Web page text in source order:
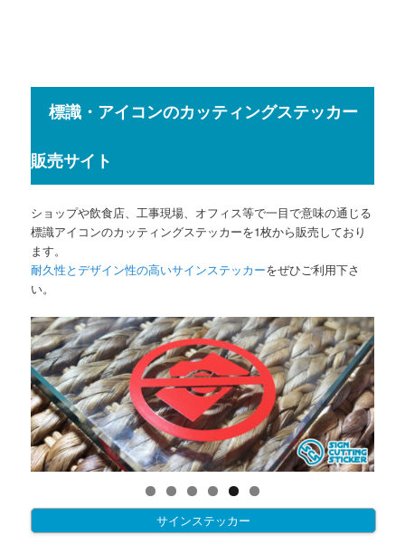
標識・アイコンのカッティングステッカー
販売サイト
ショップや飲食店、工事現場、オフィス等で一目で意味の通じる
標識アイコンのカッティングステッカーを1枚から販売しており
ます。
耐久性とデザイン性の高いサインステッカーをぜひご利用下さ
い。
サインステッカー